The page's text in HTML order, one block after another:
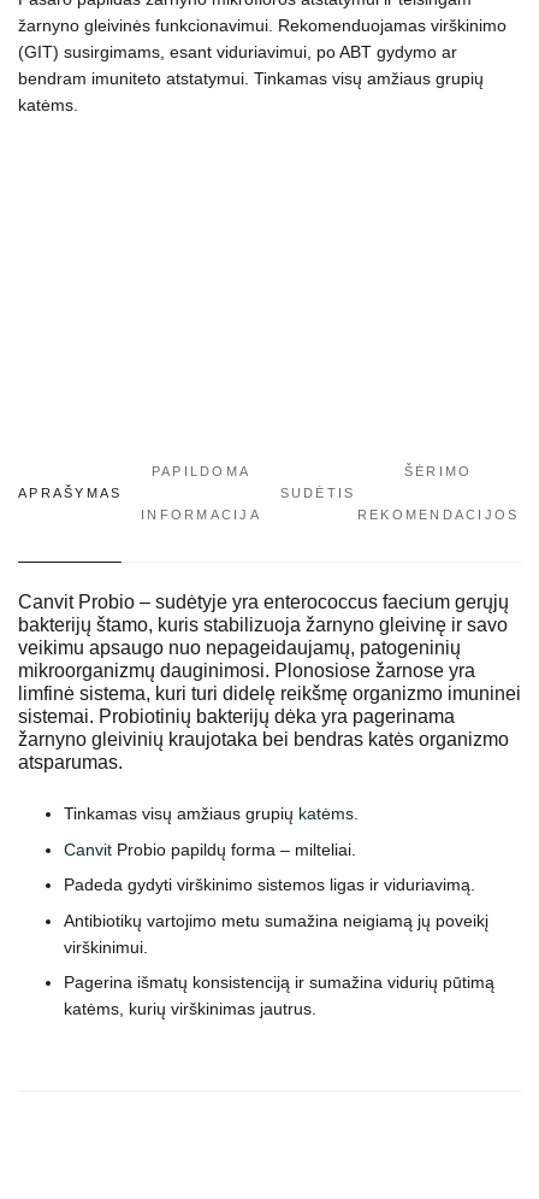
žarnyno gleivinės funkcionavimui. Rekomenduojamas virškinimo
(GIT) susirgimams, esant viduriavimui, po ABT gydymo ar
bendram imuniteto atstatymui. Tinkamas visų amžiaus grupių
katėms.
APRAŠYMAS
PAPILDOMA
INFORMACIJA
SUDĖTIS
ŠĖRIMO
REKOMENDACIJOS
Canvit Probio – sudėtyje yra enterococcus faecium gerųjų
bakterijų štamo, kuris stabilizuoja žarnyno gleivinę ir savo
veikimu apsaugo nuo nepageidaujamų, patogeninių
mikroorganizmų dauginimosi. Plonosiose žarnose yra
limfinė sistema, kuri turi didelę reikšmę organizmo imuninei
sistemai. Probiotinių bakterijų dėka yra pagerinama
žarnyno gleivinių kraujotaka bei bendras katės organizmo
atsparumas.
Tinkamas visų amžiaus grupių katėms.
CanvitProbio papildų forma – milteliai.
Padeda gydyti virškinimo sistemos ligas ir viduriavimą.
Antibiotikų vartojimo metu sumažina neigiamą jų poveikį
virškinimui.
Pagerina išmatų konsistenciją ir sumažina vidurių pūtimą
katėms, kurių virškinimas jautrus.